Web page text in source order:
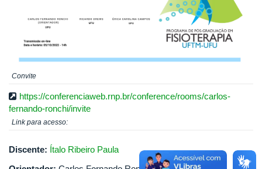
Convite
https://conferenciaweb.rnp.br/conference/rooms/carlos-
fernando-ronchi/invite
Link para acesso:
Discente: Ítalo Ribeiro Paula